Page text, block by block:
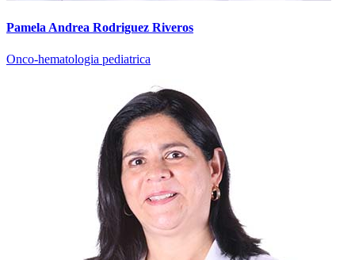
Pamela Andrea Rodriguez Riveros
Onco-hematologia pediatrica